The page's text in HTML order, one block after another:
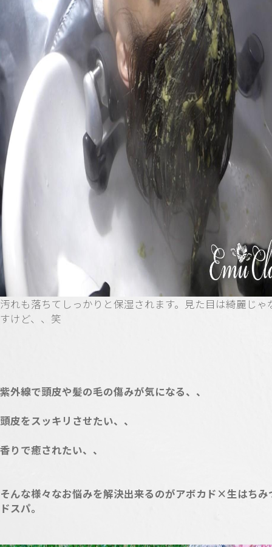
汚れも落ちてしっかりと保湿されます。見た目は綺麗じゃ
すけど、、笑
紫外線で頭皮や髪の毛の傷みが気になる、、
頭皮をスッキリさせたい、、
香りで癒されたい、、
そんな様々なお悩みを解決出来るのがアボカド×生はちみ
ドスパ。